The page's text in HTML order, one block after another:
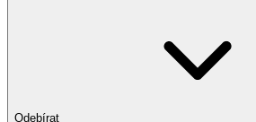
Odebírat